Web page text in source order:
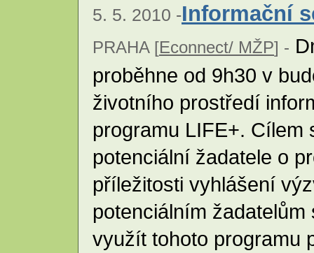
5. 5. 2010 -Informační
PRAHA [Econnect/ MŽP] -
proběhne od 9h30 v
životního prostředí
programu LIFE+. Cílem
potenciální žadatele o
příležitosti vyhlášení
potenciálním
využít tohoto programu